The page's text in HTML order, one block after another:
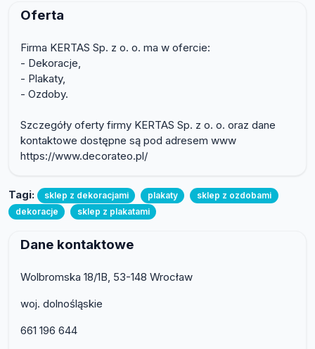
Oferta
Firma KERTAS Sp. z o. o. ma w ofercie:
- Dekoracje,
- Plakaty,
- Ozdoby.
Szczegóły oferty firmy KERTAS Sp. z o. o. oraz dane
kontaktowe dostępne są pod adresem www
https://www.decorateo.pl/
Tagi: sklep z dekoracjami plakaty
sklep z ozdobami
dekoracje
sklep z plakatami
Dane kontaktowe
Wolbromska 18/1B, 53-148 Wrocław
woj. dolnośląskie
661 196 644